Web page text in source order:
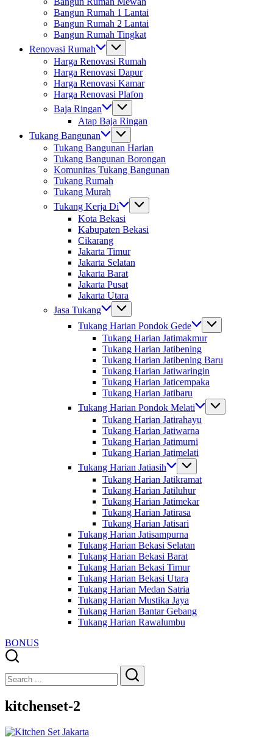
Bangun Rumah 1 Lantai
Bangun Rumah 2 Lantai
Bangun Rumah Tingkat
Renovasi Rumah
Harga Renovasi Rumah
Harga Renovasi Dapur
Harga Renovasi Kamar
Harga Renovasi Plafon
Baja Ringan
Atap Baja Ringan
Tukang Bangunan
Tukang Bangunan Harian
Tukang Bangunan Borongan
Komunitas Tukang Bangunan
Tukang Rumah
Tukang Murah
Tukang Kerja Di
Kota Bekasi
Kabupaten Bekasi
Cikarang
Jakarta Timur
Jakarta Selatan
Jakarta Barat
Jakarta Pusat
Jakarta Utara
Jasa Tukang
Tukang Harian Pondok Gede
Tukang Harian Jatimakmur
Tukang Harian Jatibening
Tukang Harian Jatibening Baru
Tukang Harian Jatiwaringin
Tukang Harian Jaticempaka
Tukang Harian Jatibaru
Tukang Harian Pondok Melati
Tukang Harian Jatirahayu
Tukang Harian Jatiwarna
Tukang Harian Jatimurni
Tukang Harian Jatimelati
Tukang Harian Jatiasih
Tukang Harian Jatikramat
Tukang Harian Jatiluhur
Tukang Harian Jatimekar
Tukang Harian Jatirasa
Tukang Harian Jatisari
Tukang Harian Jatisampurna
Tukang Harian Bekasi Selatan
Tukang Harian Bekasi Barat
Tukang Harian Bekasi Timur
Tukang Harian Bekasi Utara
Tukang Harian Medan Satria
Tukang Harian Mustika Jaya
Tukang Harian Bantar Gebang
Tukang Harian Rawalumbu
BONUS
Search
Search
kitchenset-2